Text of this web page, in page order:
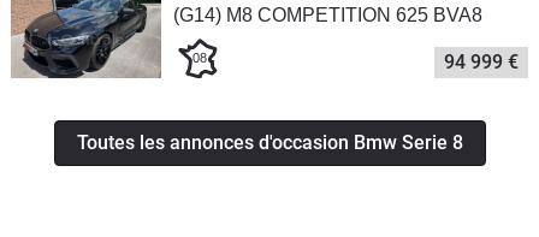
(G14) M8 COMPETITION 625 BVA8
08 94 999 €
Toutes les annonces d'occasion Bmw Serie 8